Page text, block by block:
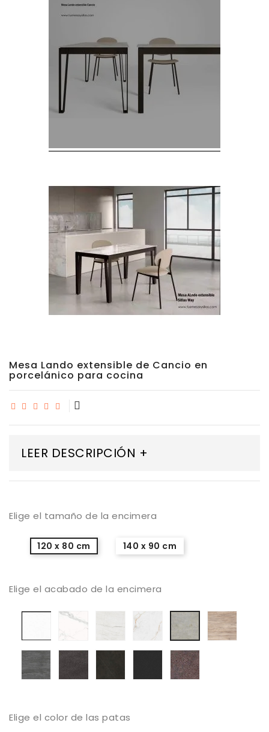
Exterior/jardín
Mesa Lando extensible de Cancio en
porcelánico para cocina
LEER DESCRIPCIÓN +
Elige el tamaño de la encimera
120 x 80 cm 140 x 90 cm
Elige el acabado de la encimera
Porcelanico
nieve
Porcelanico
Calacatta
Silk
Porcelanico
Mont
Blanc
Abu
Dhabi
Porcelanico
Beton
Sabbia
Grey
PorcelanicoPorcelanico
Nero
Zimbaue
Iron
grey
Elige el color de las patas